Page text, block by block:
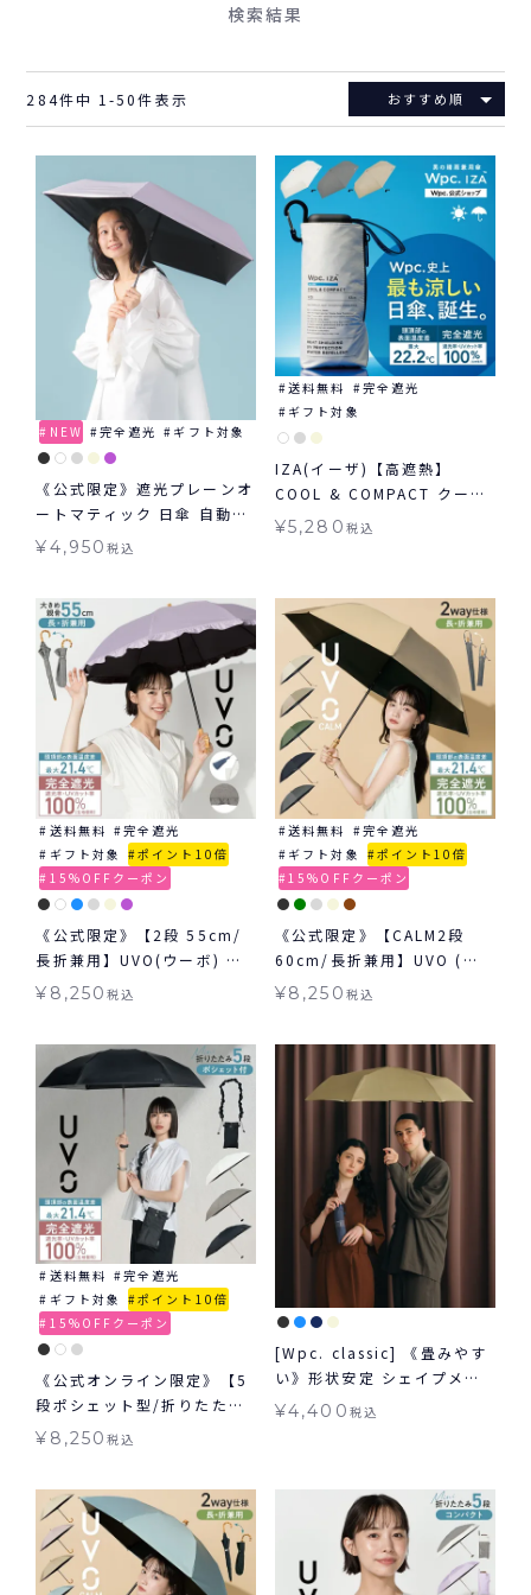
検索結果
おすすめ順
284件中 1-50件表示
NEW 完全遮光 ギフト対象
《公式限定》遮光プレーンオ
ートマティック 日傘 自動開
閉 傘 折りたたみ ギフト対象
¥4,950税込
送料無料
完全遮光
ギフト対象
IZA(イーザ)【高遮熱】
COOL & COMPACT クール
&コンパクト 日傘 折りたた
¥5,280 税込
送料無料
完全遮光
ギフト対象
ポイント10倍
15%OFFクーポン
《公式限定》【2段 55cm/
長折兼用】UVO(ウーボ) 最
強の日傘 2way 折りたたみ
¥ 8,250税込
送料無料
完全遮光
ギフト対象
ポイント10倍
15%OFFクーポン
《公式限定》【CALM2段
60cm/長折兼用】UVO (ウ
ーボ) 最強の日傘 無地 ミニ
¥8,250 税込
送料無料
完全遮光
ギフト対象
ポイント10倍
15%OFFクーポン
《公式オンライン限定》【5
段ポシェット型/折りたた
み】UVO(ウーボ) 最強の日
たみ 晴雨兼用 ギフト対象 ≪
送料無料≫
¥ 8,250税込
[Wpc. classic] 《畳みやす
い》形状安定 シェイプメモ
リー アンブレラ SHAPE-
¥4,400 税込